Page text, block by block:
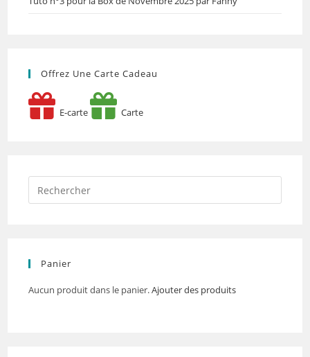
Offrez Une Carte Cadeau
E-carte Carte
Panier
Aucun produit dans le panier.Ajouter des produits